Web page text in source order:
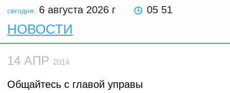
сегодня: 6 августа 2026 г 05 51
НОВОСТИ
14 АПР 2014
Общайтесь с главой управы